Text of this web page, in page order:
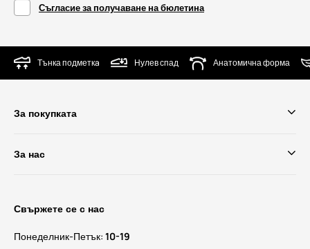
Съгласие за получаване на бюлетина
Тънка подметкa Нулев спад Анатомична форма
За покупката
За нас
Свържете се с нас
Понеделник-Петък: 10-19